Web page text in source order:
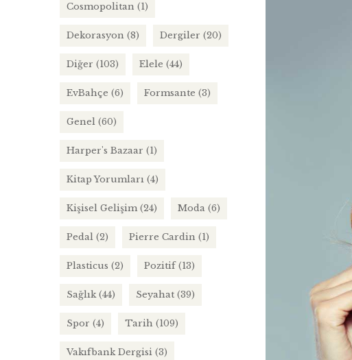
Cosmopolitan (1)
Dekorasyon (8) Dergiler (20)
Diğer (103) Elele (44)
EvBahçe (6) Formsante (3)
Genel (60)
Harper's Bazaar (1)
Kitap Yorumları (4)
Kişisel Gelişim (24) Moda (6)
Pedal (2) Pierre Cardin (1)
Plasticus (2) Pozitif(13)
Sağlık(44) Seyahat (39)
Spor (4) Tarih (109)
Vakıfbank Dergisi (3)